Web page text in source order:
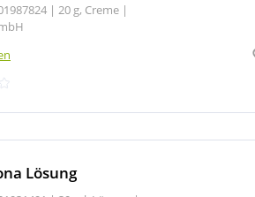
| 20 g, Creme |
Lösung